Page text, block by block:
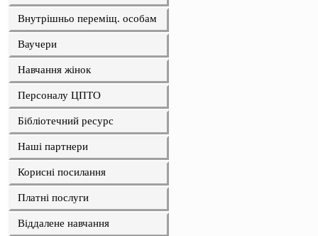
Внутрішньо переміщ. особам
Ваучери
Навчання жінок
Персоналу ЦПТО
Бібліотечний ресурс
Наші партнери
Корисні посилання
Платні послуги
Віддалене навчання